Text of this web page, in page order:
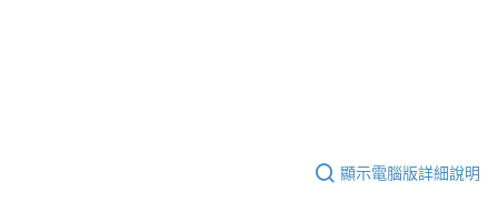
顯示電腦版詳細說明